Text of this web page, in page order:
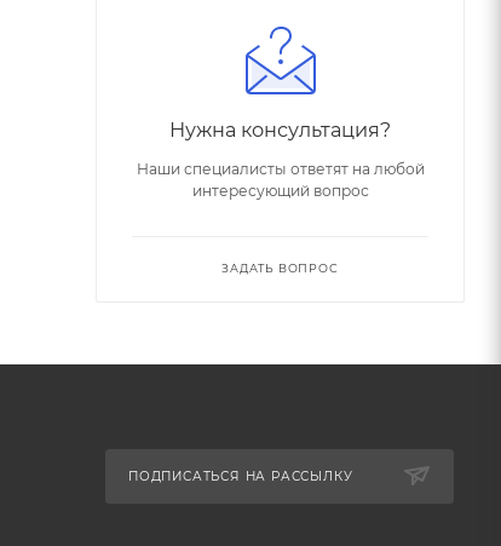
Нужна консультация?
Наши специалисты ответят на любой
интересующий вопрос
ЗАДАТЬ ВОПРОС
ПОДПИСАТЬСЯ НА РАССЫЛКУ